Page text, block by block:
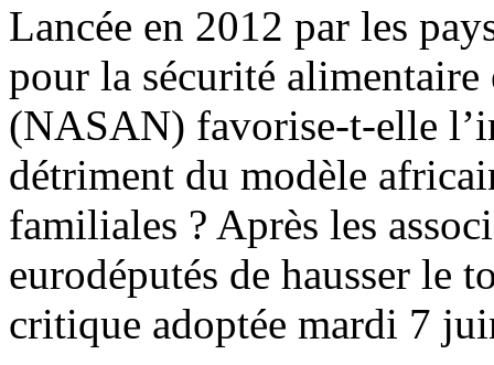
Lancée en 2012 par les
pour la sécurité
(NASAN) favorise-t-elle
détriment du modèle
familiales ? Après les
eurodéputés de hausser le
critique adoptée mardi 7